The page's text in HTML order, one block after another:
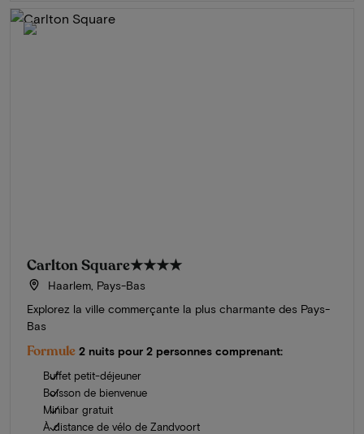
Carlton Square★★★★
Haarlem, Pays-Bas
Explorez la ville commerçante la plus charmante des Pays-
Bas
Formule 2 nuits pour 2 personnes comprenant:
Buffet petit-déjeuner
Boisson de bienvenue
Minibar gratuit
À distance de vélo de Zandvoort